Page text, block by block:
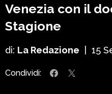
Venezia con il
Stagione
di: La Redazione 15
Condividi: